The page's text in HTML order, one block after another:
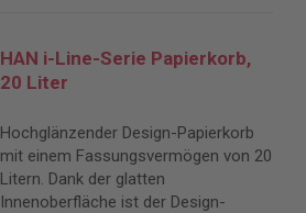
HAN i-Line-Serie Papierkorb,
20 Liter
Hochglänzender Design-Papierkorb
mit einem Fassungsvermögen von 20
Litern. Dank der glatten
Innenoberfläche ist der Design-